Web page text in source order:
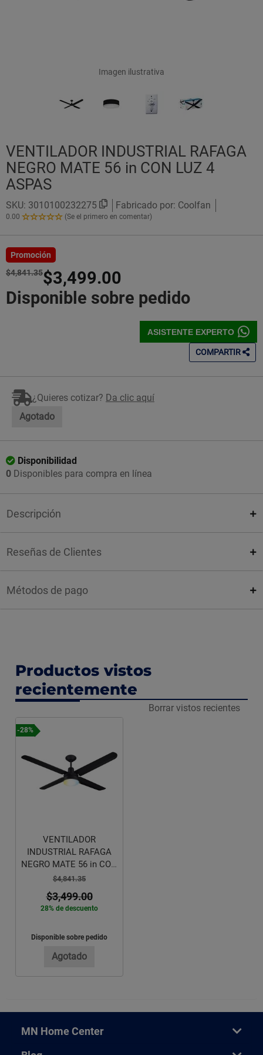
Imagen ilustrativa
VENTILADOR INDUSTRIAL RAFAGA
NEGRO MATE 56 in CON LUZ 4
ASPAS
SKU: 3010100232275 Fabricado por: Coolfan
0.00
0.00
Estrellas!
(Se el primero en comentar)
Promoción
$4,841.35$3,499.00
Disponible sobre pedido
ASISTENTE EXPERTO
COMPARTIR
¿Quieres cotizar? Da clic aquí
Agotado
Disponibilidad
0 Disponibles para compra en línea
Descripción
Reseñas de Clientes
Métodos de pago
Productos vistos
recientemente
Borrar vistos recientes
-28%
VENTILADOR
INDUSTRIAL RAFAGA
NEGRO MATE 56 in CON
LUZ 4 ASPAS
$4,841.35
$3,499.00
28% de descuento
Disponible sobre pedido
Agotado
MN Home Center